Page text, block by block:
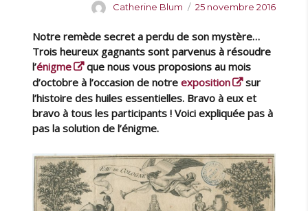
r
e
s
s
o
u
c
e
s
A
t
e
u
r
Catherine Blum
P
b
l
i
é
l
e
25 novembre 2016
Notre remède secret a perdu de son mystère…
Trois heureux gagnants sont parvenus à résoudre
l’énigme
que nous vous proposions au mois
d’octobre à l’occasion de notreexposition
sur
l’histoire des huiles essentielles. Bravo à eux et
bravo à tous les participants ! Voici expliquée pas à
pas la solution de l’énigme.